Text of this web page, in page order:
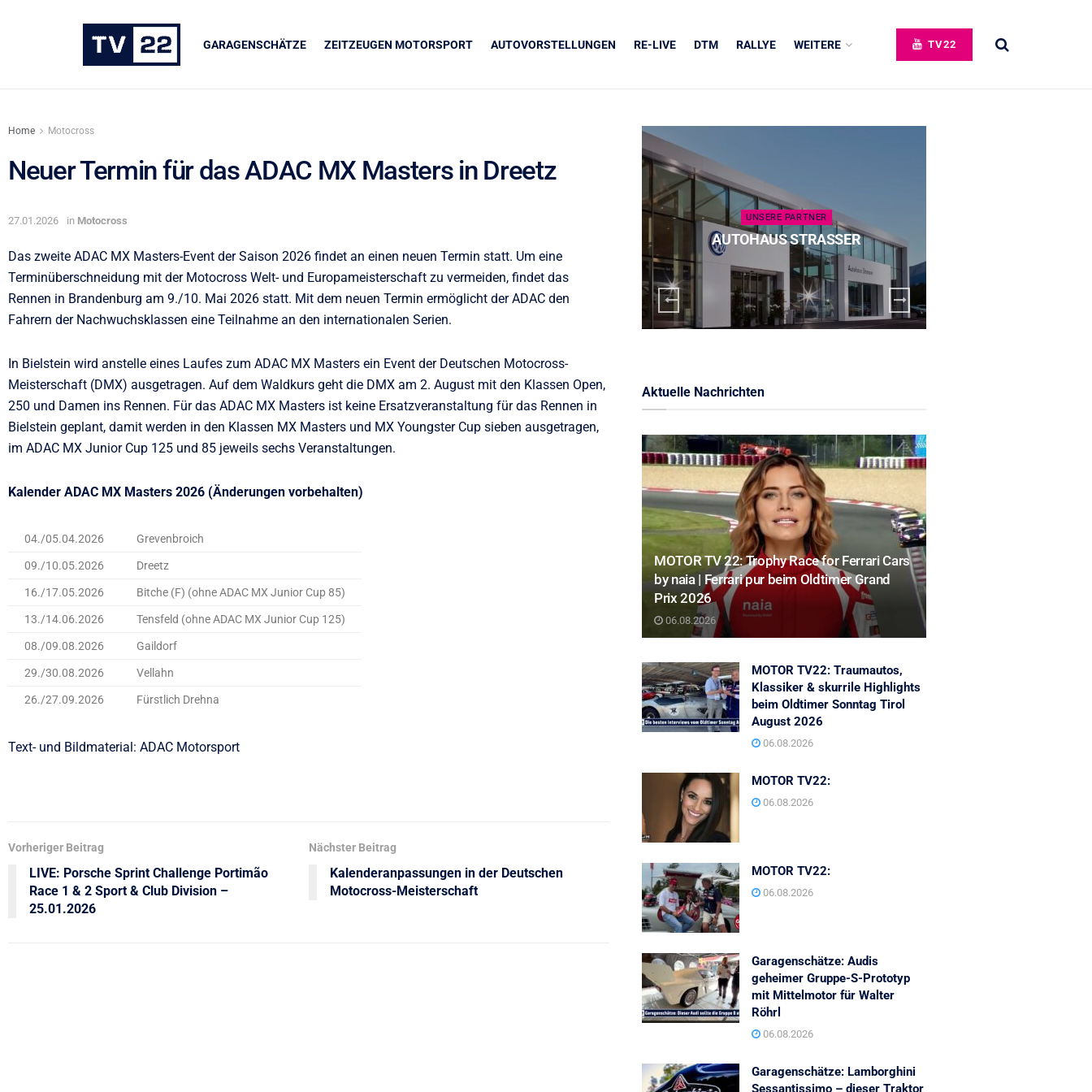
GARAGENSCHÄTZE ZEITZEUGEN MOTORSPORT AUTOVORSTELLUNGEN RE-LIVE DTM RALLYE WEITERE TV22
Home Motocross
Neuer Termin für das ADAC MX Masters in Dreetz
27.01.2026 in Motocross
Das zweite ADAC MX Masters-Event der Saison 2026 findet an einen neuen Termin statt. Um eine
Terminüberschneidung mit der Motocross Welt- und Europameisterschaft zu vermeiden, findet das
Rennen in Brandenburg am 9./10. Mai 2026 statt. Mit dem neuen Termin ermöglicht der ADAC den
Fahrern der Nachwuchsklassen eine Teilnahme an den internationalen Serien.
In Bielstein wird anstelle eines Laufes zum ADAC MX Masters ein Event der Deutschen Motocross-
Meisterschaft (DMX) ausgetragen. Auf dem Waldkurs geht die DMX am 2. August mit den Klassen Open,
250 und Damen ins Rennen. Für das ADAC MX Masters ist keine Ersatzveranstaltung für das Rennen in
Bielstein geplant, damit werden in den Klassen MX Masters und MX Youngster Cup sieben ausgetragen,
im ADAC MX Junior Cup 125 und 85 jeweils sechs Veranstaltungen.
Kalender ADAC MX Masters 2026 (Änderungen vorbehalten)
04./05.04.2026 Grevenbroich
09./10.05.2026 Dreetz
16./17.05.2026 Bitche (F) (ohne ADAC MX Junior Cup 85)
13./14.06.2026 Tensfeld (ohne ADAC MX Junior Cup 125)
08./09.08.2026 Gaildorf
29./30.08.2026 Vellahn
26./27.09.2026 Fürstlich Drehna
Text- und Bildmaterial: ADAC Motorsport
Vorheriger Beitrag
LIVE: Porsche Sprint Challenge Portimão
Race 1 & 2 Sport & Club Division –
25.01.2026
Nächster Beitrag
Kalenderanpassungen in der Deutschen
Motocross-Meisterschaft
UNSERE PARTNER
AUTOHAUS STRASSER
Aktuelle Nachrichten
MOTOR TV 22: Trophy Race for Ferrari Cars
by naia | Ferrari pur beim Oldtimer Grand
Prix 2026
06.08.2026
MOTOR TV22: Traumautos,
Klassiker & skurrile Highlights
beim Oldtimer Sonntag Tirol
August 2026
06.08.2026
MOTOR TV22:
06.08.2026
MOTOR TV22:
06.08.2026
Garagenschätze: Audis
geheimer Gruppe-S-Prototyp
mit Mittelmotor für Walter
Röhrl
06.08.2026
Garagenschätze: Lamborghini
Sessantissimo – dieser Traktor